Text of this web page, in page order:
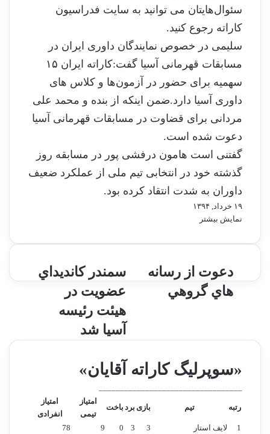
سئوال‌هایتان می توانید به سایت فدراسیون
کاراته رجوع کنید.
سلیمی در خصوص نمایندگان داوری ایران در
مسابقات قهرمانی آسیا گفت:کاراته ایران ۱۵
سهمیه برای حضور در آزمون‌ها و کلاس های
داوری آسیا دارد.ضمن اینکه از بنده و محمد علی
مردانی برای قضاوت در مسابقات قهرمانی آسیا
دعوت شده است.
گفتنی است هامون درفشی پور در مسابقه روز
گذشته خود در انتخابی تیم ملی از عملکرد ضعیف
داوران به شدت انتقاد کرده بود.
۱۹ خرداد, ۱۳۹۴
نمایش بیشتر
س
م
ن
د
ر
ك
ن
ا
سمندر كانديداي
عضويت در
هيئت رئيسه
آسيا شد
د
ع
و
ا
ه
دعوت از رسانه
هاي گروهي
«سوپرلیگ کاراته آقایان»
رتبه تیم بازی برد باخت
امتیاز
تیمی
امتیاز
انفرادی
1
لایف استار 3
3
0
9
78